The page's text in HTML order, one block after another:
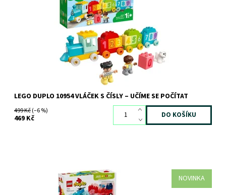
Skladem3 ks
8587
LEGO
LEGO DUPLO 10954 VLÁČEK S ČÍSLY – UČÍME SE POČÍTAT
499 Kč(–6 %)
469 Kč
NOVINKA
Hračka LEGO® DUPLO® Moje první Kreativní vozidla (10474)